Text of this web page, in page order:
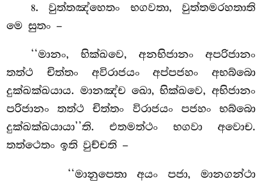
8. වුත්තඤ්හෙතං භගවතා, වුත්තමරහතාති
මෙ සුතං –
‘‘මානං, භික්ඛවෙ, අනභිජානං අපරිජානං
තත්ථ චිත්තං අවිරාජයං අප්පජහං අභබ්බො
දුක්ඛක්ඛයාය. මානඤ්ච ඛො, භික්ඛවෙ, අභිජානං
පරිජානං තත්ථ චිත්තං විරාජයං පජහං භබ්බො
දුක්ඛක්ඛයායා’’ති. එතමත්ථං භගවා අවොච.
තත්ථෙතං ඉති වුච්චති –
‘‘මානුපෙතා අයං පජා, මානගන්ථා